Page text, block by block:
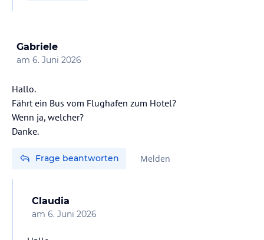
Gabriele
am 6. Juni 2026
Hallo.
Fährt ein Bus vom Flughafen zum Hotel?
Wenn ja, welcher?
Danke.
Frage beantworten Melden
Claudia
am 6. Juni 2026